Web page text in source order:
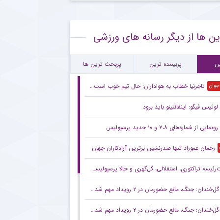
معنادار پیشکسوت استقلال درباره قرارداد رضاییان
بازی تدارکاتی استقلال پیش از لیگ + جزئیات
ها از دیگر رسانه های ورزشی
پربیننده ترین پربحث ترین ها
جوان تاجرنیا خطاب به هواداران: حال تیم خوب است،باور کنید
لوئیس فیگو: اینفانتینو باید برود
رونمایی از شماره‌های ۷،۸ و ۱۰ جدید پرسپولیس
رحمان عموزاد تنها صدرنشین برترین آزادکاران جهان
تراکتوری، استقلالی، گل‌گهری و حالا پرسپولیسی! انتصاب‌های عجیب در باشگاه‌های خاص؛ فدراسیون حتما جوابگو باشد
گل‌خندان: جنگ، مانع حضورمان در ۲ رویداد مهم شد/ با قدرت برای بازی‌های آسیایی و سهمیه المپیک می‌جنگیم
گل‌خندان: جنگ، مانع حضورمان در ۲ رویداد مهم شد/ با قدرت برای بازی‌های آسیایی و سهمیه المپیک می‌جنگیم